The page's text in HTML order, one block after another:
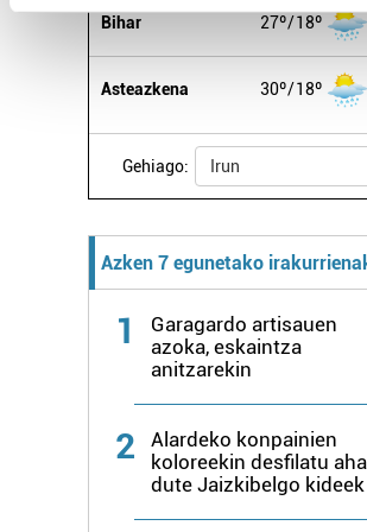
Find out more about how your personal
and set your preferences in thedetails
Guk eta gure bazkideek zure datu
prozesatzen ditugu, zure IP zenbakia,
teknologia erabiliz, cookieak adibidez,
pertsonalizatuak eskaintzeko, iragarkiak
produktuak garatzeko. Zure datuak nork
Bazkide batzuek ez dizute baimenik
interes komertzial legitimoetan babesten
dezakezun ikusteko.
Bihar 27º 18º
Asteazkena 30º 18º
Gehiago: Irun
Azken 7 egunetako
1
Garagardo artisauen
azoka, eskaintza
anitzarekin
2
Alardeko konpainien
koloreekin desfilatu
dute Jaizkibelgo kideek